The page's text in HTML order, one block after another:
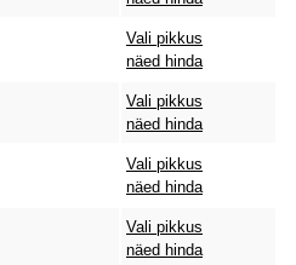
Vali pikkus
näed hinda
Vali pikkus
näed hinda
Vali pikkus
näed hinda
Vali pikkus
näed hinda